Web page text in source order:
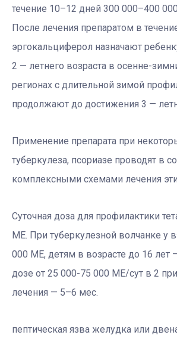
течение 10–12 дней 300 000–400
После лечения препаратом в
эргокальциферол назначают
2 — летнего возраста в осенне-
регионах с длительной зимой
продолжают до достижения 3 —
Применение препарата при
туберкулеза, псориазе проводят в
комплексными схемами лечения
Суточная доза для профилактики
МЕ. При туберкулезной волчанке у
000 МЕ, детям в возрасте до 16 лет
дозе от 25 000-75 000 МЕ/сут в 2
лечения — 5–6 мес.
пептическая язва желудка или